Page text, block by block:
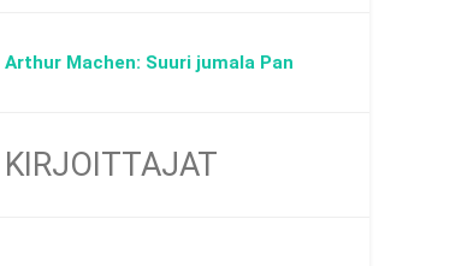
Arthur Machen: Suuri jumala Pan
KIRJOITTAJAT